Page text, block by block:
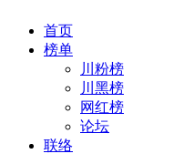
首页
榜单
川粉榜
川黑榜
网红榜
论坛
联络